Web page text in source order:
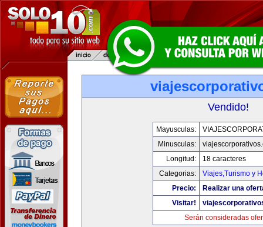
Vendido!
Mayusculas:
Minusculas:
Longitud:
18 caracteres
Categorias:
Viajes,Turismo y
Precio:
Realizar una
Visitar!
Serán consideradas